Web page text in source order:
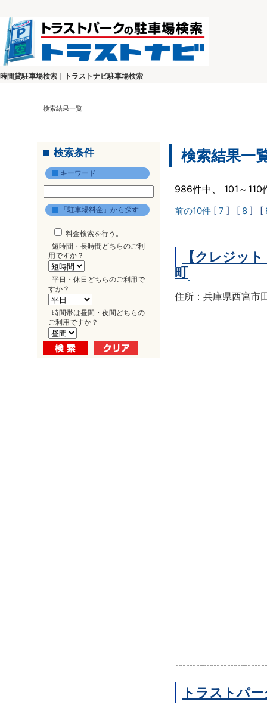
時間貸駐車場検索｜トラストナビ駐車場検索
検索結果一覧
検索条件
キーワード
「駐車場料金」から探す
料金検索を行う。
短時間・長時間どちらのご利
用ですか？
平日・休日どちらのご利用で
すか？
時間帯は昼間・夜間どちらの
ご利用ですか？
検索結果一
986件中、 101～
前の10件 [ 7 ] [ 8 ] [
【クレジッ
町
住所：兵庫県西宮市
トラストパ